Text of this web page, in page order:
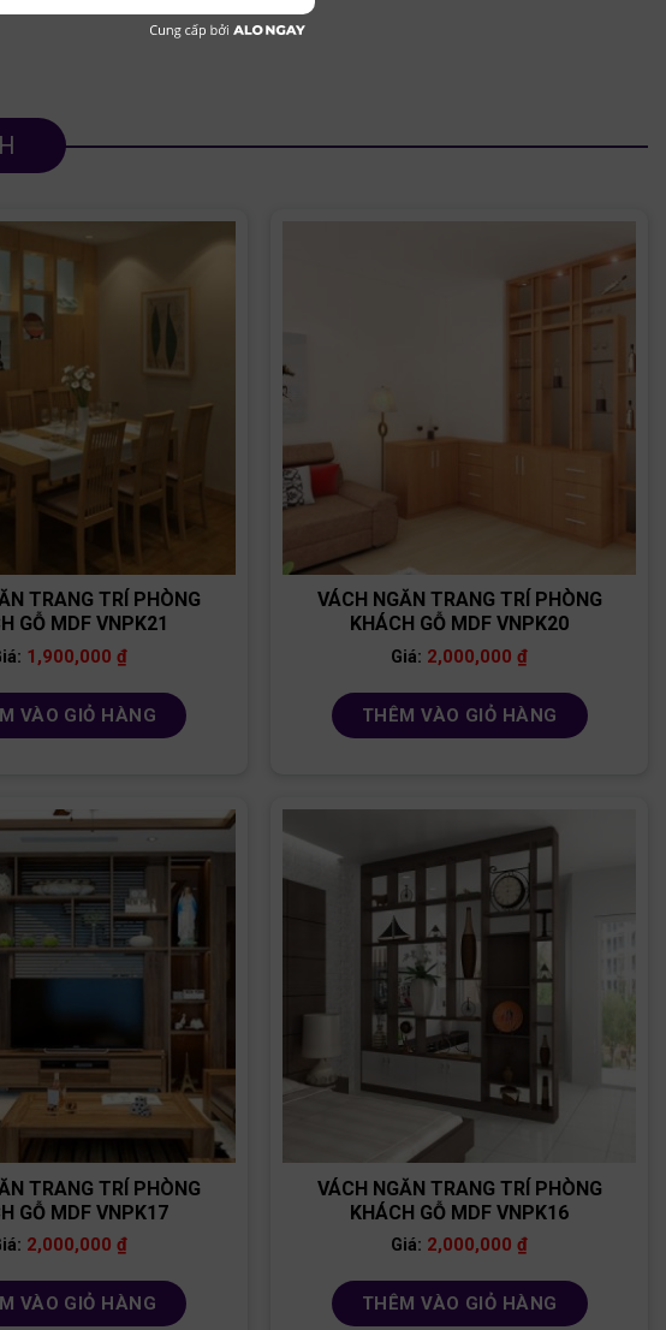
TRANG TRÍ PHÒNG
GỖ MDF VNPK21
1,900,000 ₫
VÀO GIỎ HÀNG
VÁCH NGĂN TRANG TRÍ PHÒNG
KHÁCH GỖ MDF VNPK20
Giá: 2,000,000₫
THÊM VÀO GIỎ HÀNG
TRANG TRÍ PHÒNG
GỖ MDF VNPK17
2,000,000 ₫
VÀO GIỎ HÀNG
VÁCH NGĂN TRANG TRÍ PHÒNG
KHÁCH GỖ MDF VNPK16
Giá: 2,000,000₫
THÊM VÀO GIỎ HÀNG